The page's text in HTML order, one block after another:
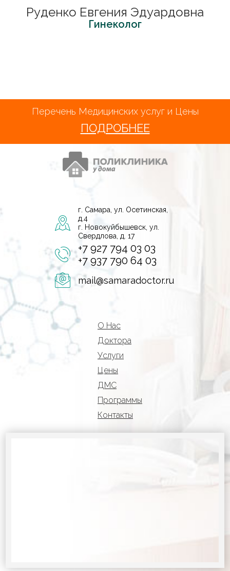
Руденко Евгения Эдуардовна
Гинеколог
Перечень Медицинских услуг и Цены
ПОДРОБНЕЕ
г. Самара, ул. Осетинская,
д.4
г. Новокуйбышевск, ул.
Свердлова, д. 17
+7 927 794 03 03
+7 937 790 64 03
mail@samaradoctor.ru
О Нас
Доктора
Услуги
Цены
ДМС
Программы
Контакты